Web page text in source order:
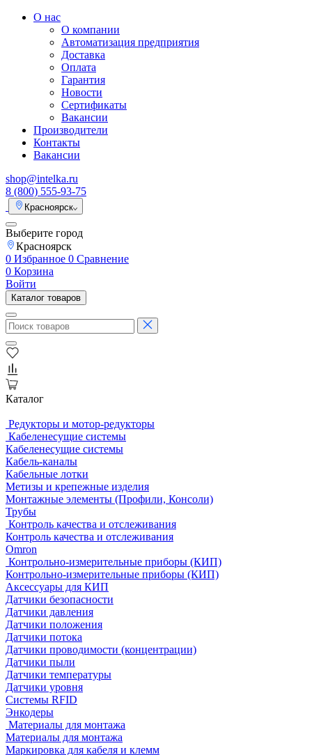
О нас
О компании
Автоматизация предприятия
Доставка
Оплата
Гарантия
Новости
Сертификаты
Вакансии
Производители
Контакты
Вакансии
shop@intelka.ru
8 (800) 555-93-75
Красноярск
Выберите город
Красноярск
0 Избранное 0 Сравнение
0 Корзина
Войти
Каталог товаров
Каталог
Редукторы и мотор-редукторы
Кабеленесущие системы
Кабеленесущие системы
Кабель-каналы
Кабельные лотки
Метизы и крепежные изделия
Монтажные элементы (Профили, Консоли)
Трубы
Контроль качества и отслеживания
Контроль качества и отслеживания
Omron
Контрольно-измерительные приборы (КИП)
Контрольно-измерительные приборы (КИП)
Аксессуары для КИП
Датчики безопасности
Датчики давления
Датчики положения
Датчики потока
Датчики проводимости (концентрации)
Датчики пыли
Датчики температуры
Датчики уровня
Системы RFID
Энкодеры
Материалы для монтажа
Материалы для монтажа
Маркировка для кабеля и клемм